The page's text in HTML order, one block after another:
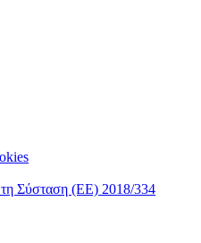
Σύσταση (ΕΕ) 2018/334